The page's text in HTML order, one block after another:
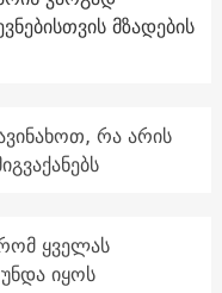
მზადების
რა არის
ყველას
იყოს